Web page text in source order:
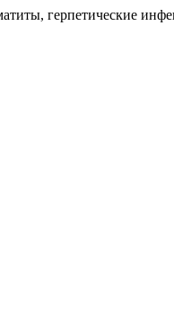
герпетические